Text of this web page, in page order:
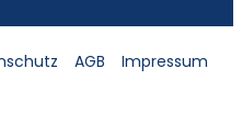
AGB Impressum